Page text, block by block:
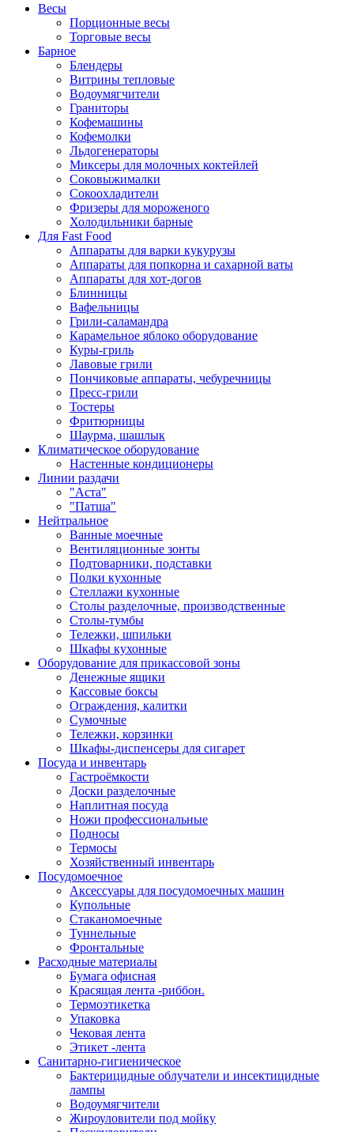
Весы
Порционные весы
Торговые весы
Барное
Блендеры
Витрины тепловые
Водоумягчители
Граниторы
Кофемашины
Кофемолки
Льдогенераторы
Миксеры для молочных коктейлей
Соковыжималки
Сокоохладители
Фризеры для мороженого
Холодильники барные
Для Fast Food
Аппараты для варки кукурузы
Аппараты для попкорна и сахарной ваты
Аппараты для хот-догов
Блинницы
Вафельницы
Грили-саламандра
Карамельное яблоко оборудование
Куры-гриль
Лавовые грили
Пончиковые аппараты, чебуречницы
Пресс-грили
Тостеры
Фритюрницы
Шаурма, шашлык
Климатическое оборудование
Настенные кондиционеры
Линии раздачи
"Аста"
"Патша"
Нейтральное
Ванные моечные
Вентиляционные зонты
Подтоварники, подставки
Полки кухонные
Стеллажи кухонные
Столы разделочные, производственные
Столы-тумбы
Тележки, шпильки
Шкафы кухонные
Оборудование для прикассовой зоны
Денежные ящики
Кассовые боксы
Ограждения, калитки
Сумочные
Тележки, корзинки
Шкафы-диспенсеры для сигарет
Посуда и инвентарь
Гастроёмкости
Доски разделочные
Наплитная посуда
Ножи профессиональные
Подносы
Термосы
Хозяйственный инвентарь
Посудомоечное
Аксессуары для посудомоечных машин
Купольные
Стаканомоечные
Туннельные
Фронтальные
Расходные материалы
Бумага офисная
Красящая лента -риббон.
Термоэтикетка
Упаковка
Чековая лента
Этикет -лента
Санитарно-гигиеническое
Бактерицидные облучатели и инсектицидные
лампы
Водоумягчители
Жироуловители под мойку